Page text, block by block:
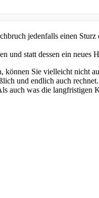
jedenfalls einen Sturz
und statt dessen ein neues
Sie vielleicht nicht
und endlich auch
auch was die langfristigen